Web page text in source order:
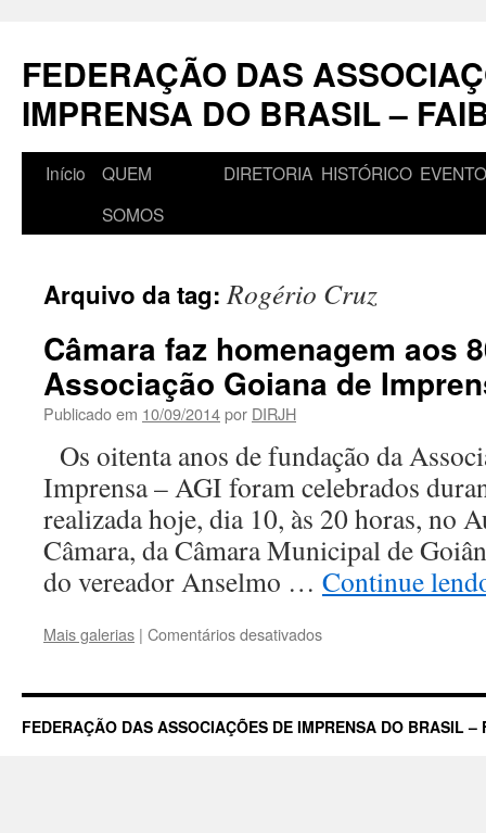
conteúdo
FEDERAÇÃO DAS
IMPRENSA DO BRASIL –
Início
QUEM
SOMOS
DIRETORIA HISTÓRICO
Arquivo da tag:Rogério Cruz
Câmara faz homenagem aos
Associação Goiana de
Publicado em 10/09/2014por DIRJH
Os oitenta anos de fundação da
Imprensa – AGI foram celebrados
realizada hoje, dia 10, às 20 horas, no
Câmara, da Câmara Municipal de
do vereador Anselmo … Continue
Mais galerias | Comentários desativadosem
homenagem
aos
FEDERAÇÃO DAS ASSOCIAÇÕES DE IMPRENSA DO BRASIL –